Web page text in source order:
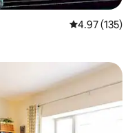
평점 4.97점(5
4.97 (135)